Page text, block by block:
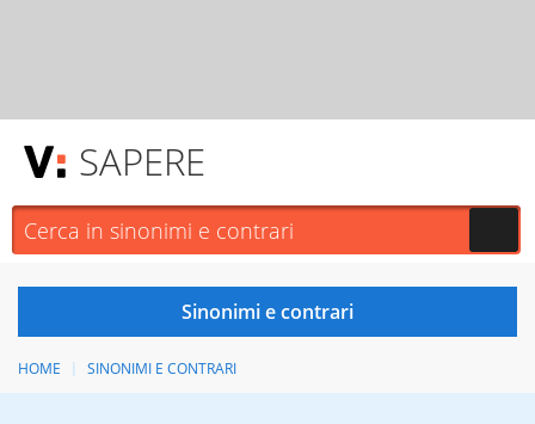
SAPERE
HOME SINONIMI E CONTRARI